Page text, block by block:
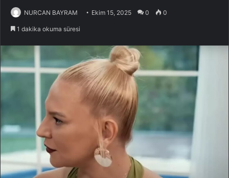
NURCAN BAYRAM Ekim 15, 2025 0 0
1 dakika okuma süresi